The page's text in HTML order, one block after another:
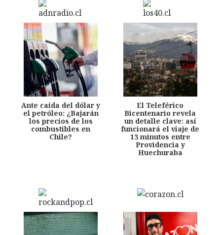
Ante caída del dólar y
el petróleo: ¿Bajarán
los precios de los
combustibles en
Chile?
El Teleférico
Bicentenario revela
un detalle clave: así
funcionará el viaje de
13 minutos entre
Providencia y
Huechuraba